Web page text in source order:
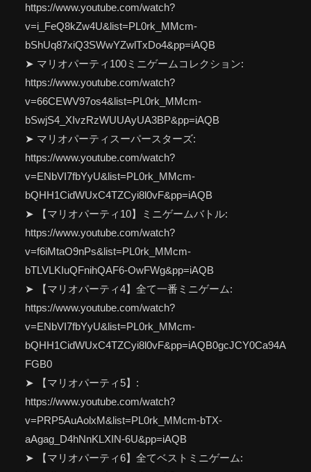
https://www.youtube.com/watch?
v=i_FeQ8kZw4U&list=PL0rk_MMcm-
bShUq87xiQ3SWwYZwlTxDo4&pp=iAQB
➤ マリオパーティ100ミニゲームコレクション:
https://www.youtube.com/watch?
v=66CEWV97os4&list=PL0rk_MMcm-
bSwjS4_XIvzRzWUUAyUA3BP&pp=iAQB
➤ マリオパーティスーパースターズ:
https://www.youtube.com/watch?
v=ENbVI7fbYyU&list=PL0rk_MMcm-
bQHH1CidWUxC4TZCyi8l0vF&pp=iAQB
➤ 【マリオパーティ10】ミニゲームバトル:
https://www.youtube.com/watch?
v=f6iMtaO9nPs&list=PL0rk_MMcm-
bTLVLKIuQFnihQAF6-OwFWg&pp=iAQB
➤ 【マリオパーティ4】全て一番ミニゲーム:
https://www.youtube.com/watch?
v=ENbVI7fbYyU&list=PL0rk_MMcm-
bQHH1CidWUxC4TZCyi8l0vF&pp=iAQB0gcJCY0Ca94A
FGB0
➤ 【マリオパーティ5】:
https://www.youtube.com/watch?
v=PRP5AuAolxM&list=PL0rk_MMcm-bTX-
aAgag_D4hNnKLXIN-6U&pp=iAQB
➤ 【マリオパーティ6】全てベストミニゲーム: